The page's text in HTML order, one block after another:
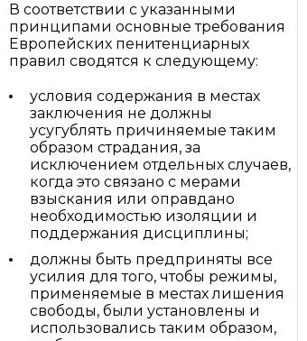
В соответствии с указанными
принципами основные требования
Европейских пенитенциарных
правил сводятся к следующему:
условия содержания в местах
заключения не должны
усугублять причиняемые таким
образом страдания, за
исключением отдельных случаев,
когда это связано с мерами
взыскания или оправдано
необходимостью изоляции и
поддержания дисциплины;
должны быть предприняты все
усилия для того, чтобы режимы,
применяемые в местах лишения
свободы, были установлены и
использовались таким образом,